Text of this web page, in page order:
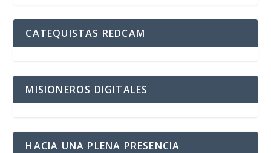
CATEQUISTAS REDCAM
MISIONEROS DIGITALES
HACIA UNA PLENA PRESENCIA